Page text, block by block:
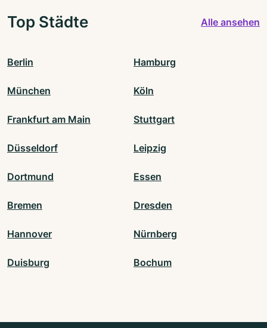
Top Städte Alle ansehen
Berlin Hamburg
München Köln
Frankfurt am Main Stuttgart
Düsseldorf Leipzig
Dortmund Essen
Bremen Dresden
Hannover Nürnberg
Duisburg Bochum